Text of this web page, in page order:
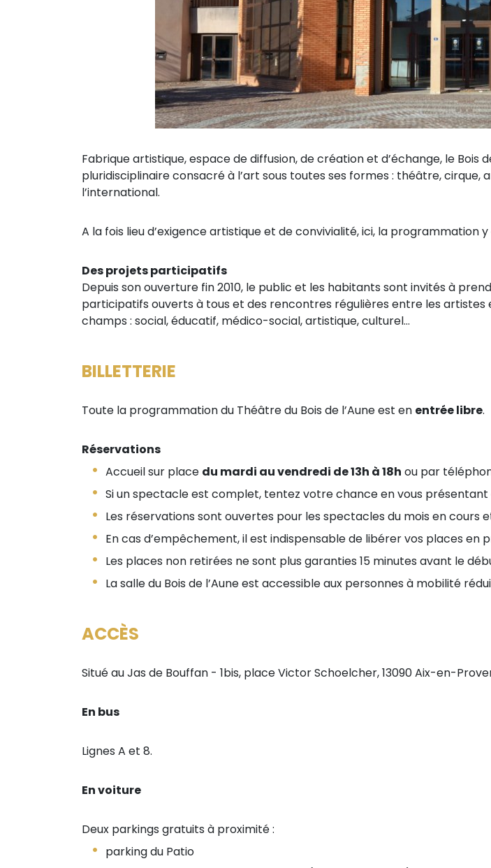
Fabrique artistique, espace de diffusion, de création et d’échange, le Bois
pluridisciplinaire consacré à l’art sous toutes ses formes : théâtre, cirque,
l’international.
A la fois lieu d’exigence artistique et de convivialité, ici, la
Des projets participatifs
Depuis son ouverture fin 2010, le public et les habitants sont invités à
participatifs ouverts à tous et des rencontres régulières entre les artistes
champs : social, éducatif, médico-social, artistique, culturel…
BILLETTERIE
Toute la programmation du Théâtre du Bois de l’Aune est en entrée libre.
Réservations
Accueil sur place du mardi au vendredi de 13h à 18h ou par
Si un spectacle est complet, tentez votre chance en vous
Les réservations sont ouvertes pour les spectacles du mois en cours
En cas d’empêchement, il est indispensable de libérer vos places en
Les places non retirées ne sont plus garanties 15 minutes avant le
La salle du Bois de l’Aune est accessible aux personnes à mobilité
ACCÈS
Situé au Jas de Bouffan - 1bis, place Victor Schoelcher, 13090 Aix-en-
En bus
Lignes A et 8.
En voiture
Deux parkings gratuits à proximité :
parking du Patio